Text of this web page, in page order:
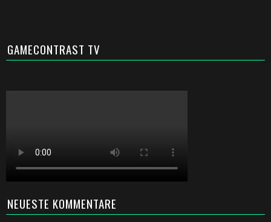
GAMECONTRAST TV
NEUESTE KOMMENTARE